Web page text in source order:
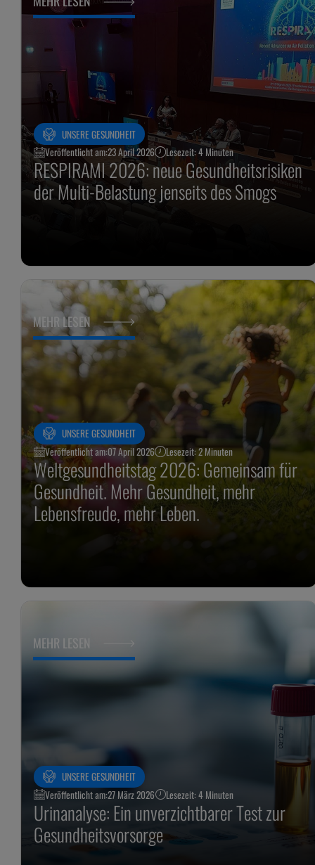
UNSERE GESUNDHEIT
Veröffentlicht am:23 April 2026 Lesezeit: 4 Minuten
RESPIRAMI 2026: neue Gesundheitsrisiken
der Multi-Belastung jenseits des Smogs
UNSERE GESUNDHEIT
Veröffentlicht am:07 April 2026 Lesezeit: 2 Minuten
Weltgesundheitstag 2026: Gemeinsam für
Gesundheit. Mehr Gesundheit, mehr
Lebensfreude, mehr Leben.
MEHR LESEN
UNSERE GESUNDHEIT
Veröffentlicht am:27 März 2026 Lesezeit: 4 Minuten
Urinanalyse: Ein unverzichtbarer Test zur
Gesundheitsvorsorge
MEHR LESEN